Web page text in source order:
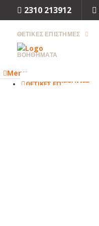
2310 213912
ΘΕΤΙΚΕΣ ΕΠΙΣΤΗΜΕΣ
ΒΟΗΘΗΜΑΤΑ
Menu
ΘΕΤΙΚΕΣ ΕΠΙΣΤΗΜΕΣ